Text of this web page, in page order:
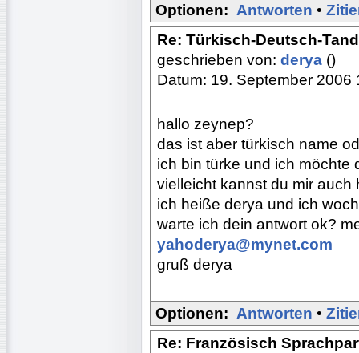
Optionen: Antworten •
Re: Türkisch-Deutsch-
geschrieben von: derya ()
Datum: 19. September 2006
hallo zeynep?
das ist aber türkisch name
ich bin türke und ich möchte
vielleicht kannst du mir auch
ich heiße derya und ich
warte ich dein antwort ok?
yahoderya@mynet.com
gruß derya
Optionen: Antworten •
Re: Französisch